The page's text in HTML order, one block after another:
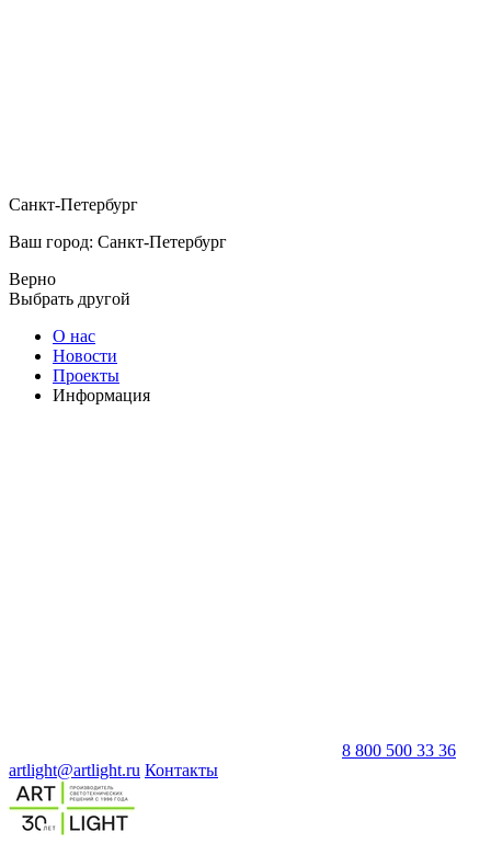
Санкт-Петербург
Ваш город: Санкт-Петербург
Верно
Выбрать другой
О нас
Новости
Проекты
Информация
8 800 500 33 36
artlight@artlight.ru Контакты